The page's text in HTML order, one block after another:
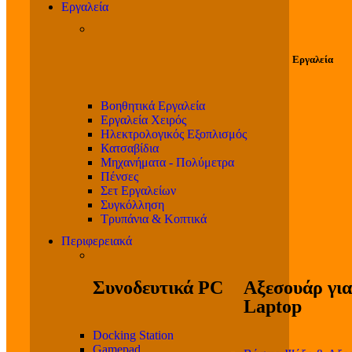
Εργαλεία
Εργαλεία
Βοηθητικά Εργαλεία
Εργαλεία Χειρός
Ηλεκτρολογικός Εξοπλισμός
Κατσαβίδια
Μηχανήματα - Πολύμετρα
Πένσες
Σετ Εργαλείων
Συγκόλληση
Τρυπάνια & Κοπτικά
Περιφερειακά
Συνοδευτικά PC
Docking Station
Αξεσουάρ για
Laptop